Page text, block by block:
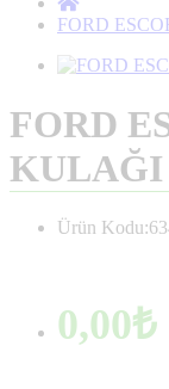
FORD
FORD
KULAĞI
Ürün
0,00₺